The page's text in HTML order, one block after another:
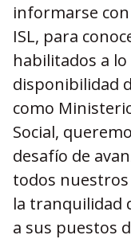
informarse
ISL, para
habilitados a
disponibilidad
como
Social,
desafío de
todos
la tranquilidad
a sus puestos